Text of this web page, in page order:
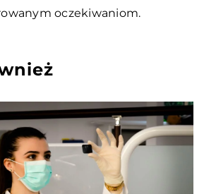
oczekiwaniom.